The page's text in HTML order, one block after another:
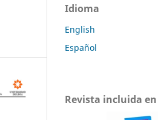
Idioma
English
Español
Revista incluida en